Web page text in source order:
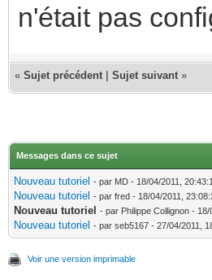
n'était pas
« Sujet précédent Sujet suivant »
Messages dans ce sujet
Nouveau tutoriel - par MD - 18/04/2011,
Nouveau tutoriel - par fred - 18/04/2011,
Nouveau tutoriel - par Philippe Collignon -
Nouveau tutoriel - par seb5167 - 27/04/2011,
Voir une version imprimable